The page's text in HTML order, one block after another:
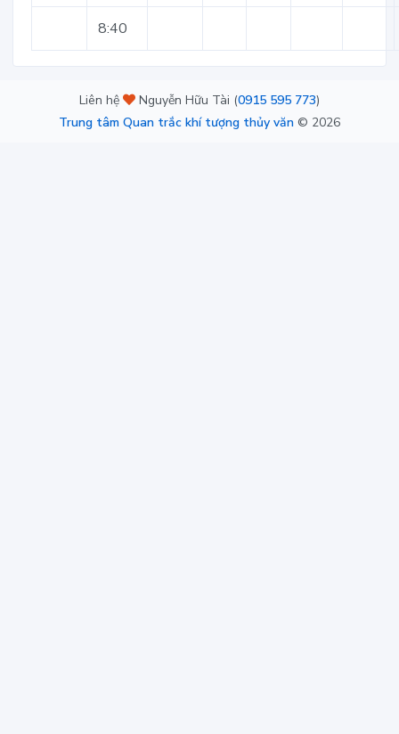
8:40
Liên hệ Nguyễn Hữu Tài (0915 595 773)
Trung tâm Quan trắc khí tượng thủy văn © 2026